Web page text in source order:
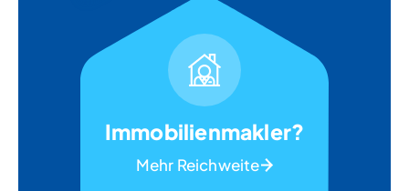
Immobilienmakler?
Mehr Reichweite